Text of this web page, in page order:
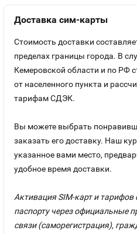
Доставка сим-карты
Стоимость доставки
пределах границы города. В
Кемеровской области и по РФ
от населенного пункта и
тарифам СДЭК.
Вы можете выбрать
заказать его доставку. Наш
указанное вами место,
удобное время доставки.
Активация SIM-карт и тарифов
паспорту через официальные
связи (саморегистрация),